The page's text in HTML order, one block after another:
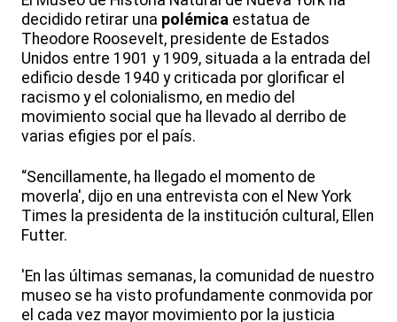
decidido retirar una polémica estatua de
Theodore Roosevelt, presidente de Estados
Unidos entre 1901 y 1909, situada a la entrada del
edificio desde 1940 y criticada por glorificar el
racismo y el colonialismo, en medio del
movimiento social que ha llevado al derribo de
varias efigies por el país.
“Sencillamente, ha llegado el momento de
moverla', dijo en una entrevista con el New York
Times la presidenta de la institución cultural, Ellen
Futter.
'En las últimas semanas, la comunidad de nuestro
museo se ha visto profundamente conmovida por
el cada vez mayor movimiento por la justicia